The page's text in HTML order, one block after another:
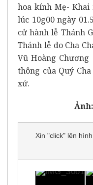
hoa kính Mẹ- Khai
lúc 10g00 ngày
cử hành lễ Thánh
Thánh lễ do Cha
Vũ Hoàng
thông của Quý
xứ.
Xin "click" lên